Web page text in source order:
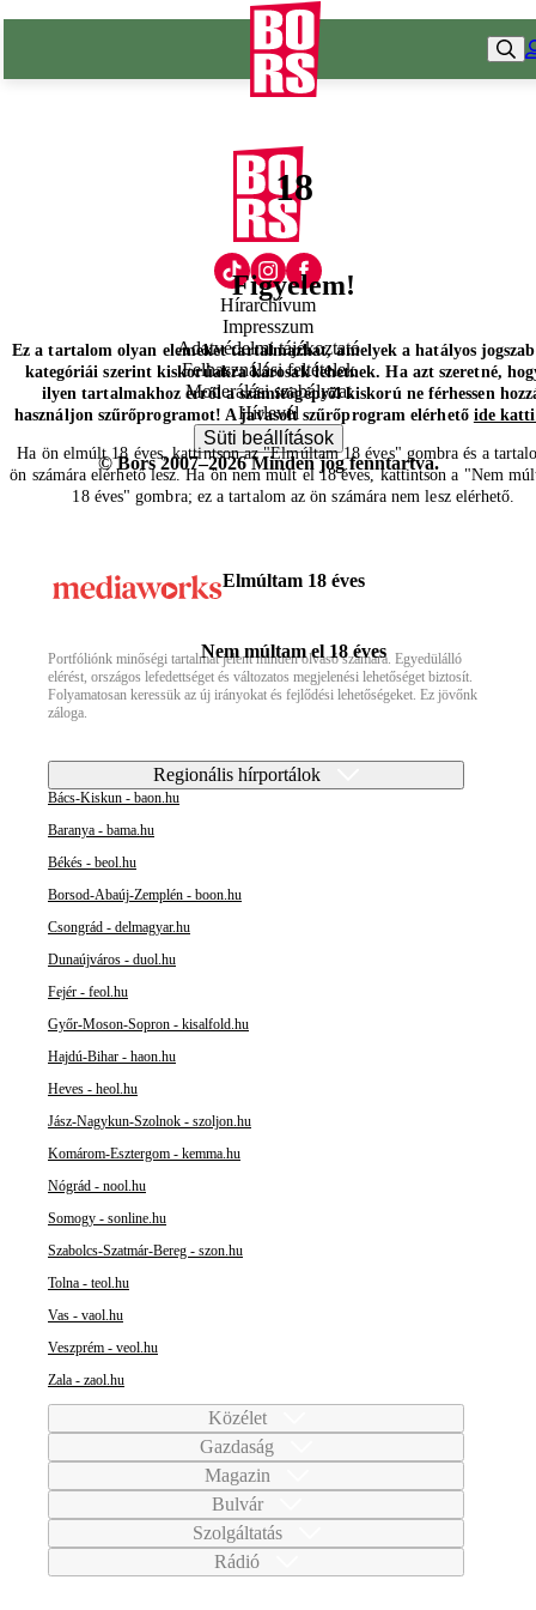
18
Figyelem!
Ez a tartalom olyan elemeket tartalmazhat, amelyek a hatályos
kategóriái szerint kiskorúakra károsak lehetnek. Ha azt szeretné,
ilyen tartalmakhoz erről a számítógépről kiskorú ne férhessen
használjon szűrőprogramot! A javasolt szűrőprogram elérhető ide
Ha ön elmúlt 18 éves, kattintson az "Elmúltam 18 éves" gombra és a
ön számára elérhető lesz. Ha ön nem múlt el 18 éves, kattintson a "Nem
18 éves" gombra; ez a tartalom az ön számára nem lesz elérhető.
Elmúltam 18 éves
Nem múltam el 18 éves
Hírarchívum
Impresszum
Adatvédelmi tájékoztató
Felhasználási feltételek
Moderálási szabályzat
Hírlevél
Süti beállítások
© Bors 2007–2026 Minden jog fenntartva.
Portfóliónk minőségi tartalmat jelent minden olvasó számára. Egyedülálló
elérést, országos lefedettséget és változatos megjelenési lehetőséget biztosít.
Folyamatosan keressük az új irányokat és fejlődési lehetőségeket. Ez jövőnk
záloga.
Regionális hírportálok
Bács-Kiskun - baon.hu
Baranya - bama.hu
Békés - beol.hu
Borsod-Abaúj-Zemplén - boon.hu
Csongrád - delmagyar.hu
Dunaújváros - duol.hu
Fejér - feol.hu
Győr-Moson-Sopron - kisalfold.hu
Hajdú-Bihar - haon.hu
Heves - heol.hu
Jász-Nagykun-Szolnok - szoljon.hu
Komárom-Esztergom - kemma.hu
Nógrád - nool.hu
Somogy - sonline.hu
Szabolcs-Szatmár-Bereg - szon.hu
Tolna - teol.hu
Vas - vaol.hu
Veszprém - veol.hu
Zala - zaol.hu
Közélet
Gazdaság
Magazin
Bulvár
Szolgáltatás
Rádió